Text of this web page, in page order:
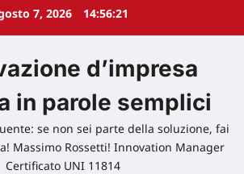
7, 2026 14:56:22
d’impresa
in parole semplici
se non sei parte della soluzione, fai
Massimo Rossetti! Innovation Manager
Certificato UNI 11814